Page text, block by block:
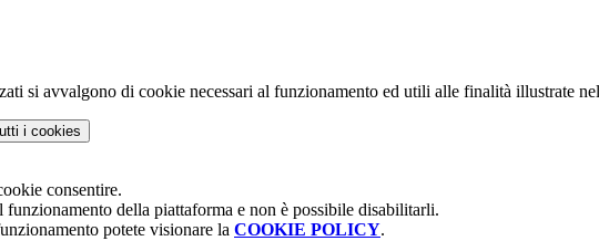
si avvalgono di cookie necessari al funzionamento ed utili alle finalità illustrate
i cookies
consentire.
della piattaforma e non è possibile disabilitarli.
potete visionare la COOKIE POLICY.